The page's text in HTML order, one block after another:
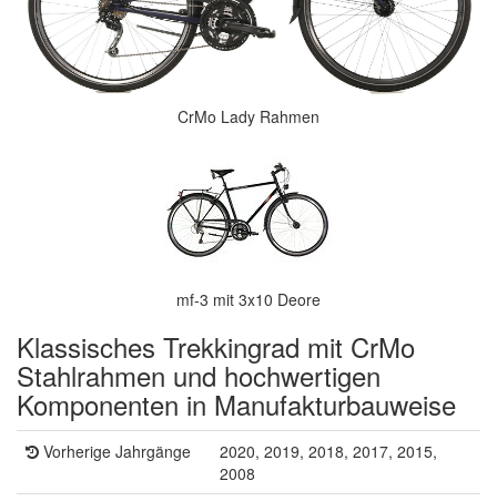
CrMo Lady Rahmen
mf-3 mit 3x10 Deore
Klassisches Trekkingrad mit CrMo
Stahlrahmen und hochwertigen
Komponenten in Manufakturbauweise
Vorherige Jahrgänge
2020, 2019, 2018, 2017, 2015,
2008